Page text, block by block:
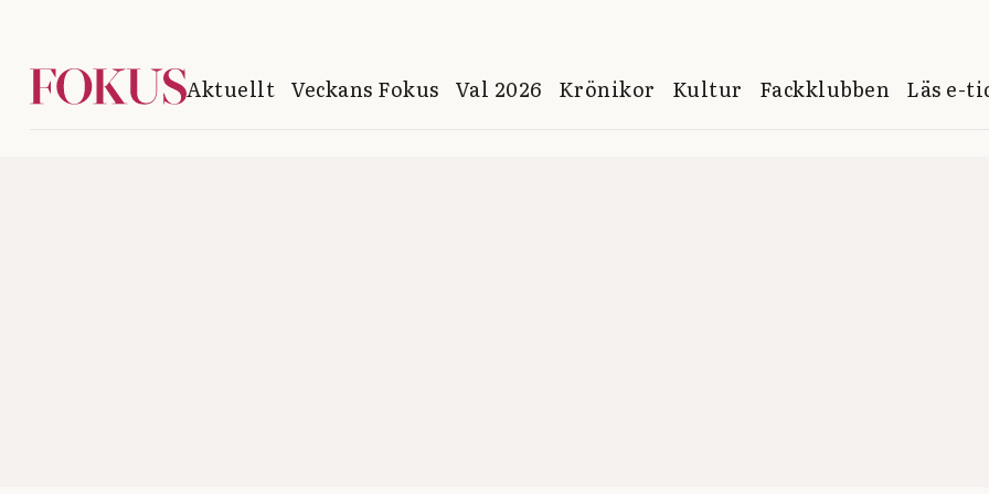
Aktuellt Veckans Fokus Val 2026 Krönikor Kultur Fackklubben Läs e-